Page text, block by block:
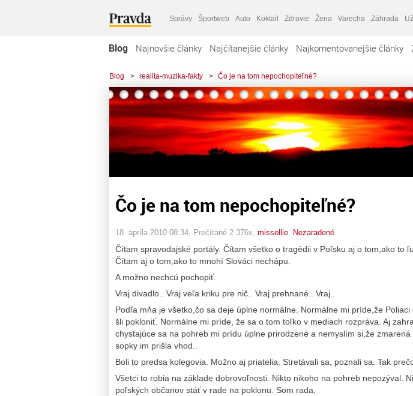
Správy Športweb Auto Koktail Zdravie Žena Varecha Záhrada
Blog Najnovšie články Najčítanejšie články Najkomentovanejšie články
Blog > realita-muzika-fakty > Čo je na tom nepochopiteľné?
Čo je na tom nepochopiteľné?
18. apríla 2010 08:34 , Prečítané 2 376x, missellie Nezaradené
Čítam spravodajské portály. Čítam všetko o tragédii v Poľsku aj o tom,ako to
Čítam aj o tom,ako to mnohí Slováci nechápu.
A možno nechcú pochopiť.
Vraj divadlo.. Vraj veľa kriku pre nič.. Vraj prehnané.. Vraj..
Podľa mňa je všetko,čo sa deje úplne normálne. Normálne mi príde,že Poliaci
šli pokloniť. Normálne mi príde, že sa o tom toľko v mediach rozpráva. Aj
chystajúce sa na pohreb mi prídu úplne prirodzené a nemyslím si,že zmarená
sopky im prišla vhod..
Boli to predsa kolegovia. Možno aj priatelia. Stretávali sa, poznali sa. Tak
Všetci to robia na základe dobrovoľnosti. Nikto nikoho na pohreb nepozýval.
poľských občanov stáť v rade na poklonu. Som rada,